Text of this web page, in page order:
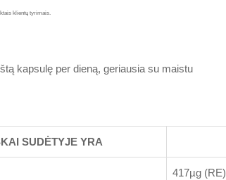
klientų tyrimais.
kapsulę per dieną, geriausia su maistu
SUDĖTYJE YRA
417µg (RE)